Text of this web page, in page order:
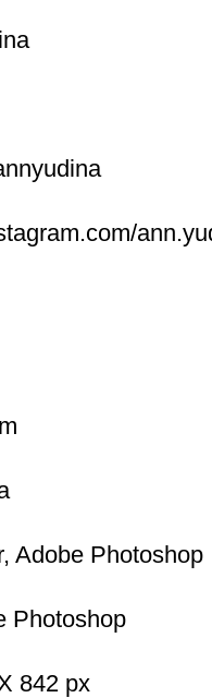
Adobe Photoshop
Photoshop
842 px